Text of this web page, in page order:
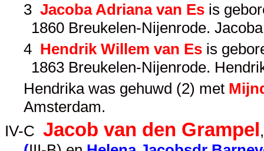
3 Jacoba Adriana van Es is
1860 Breukelen-Nijenrode.
4 Hendrik Willem van Es is
1863 Breukelen-Nijenrode.
Hendrika was gehuwd (2) met
Amsterdam.
IV-C Jacob van den Grampel